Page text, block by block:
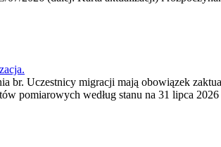
br. Uczestnicy migracji mają obowiązek
pomiarowych według stanu na 31 lipca